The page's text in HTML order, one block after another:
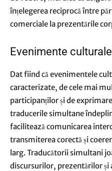
înțelegerea reciprocă între
comerciale la prezentările
Evenimente
Dat fiind că evenimentele
caracterizate, de cele mai
participanților și de
traducerile simultane
facilitează comunicarea
transmiterea corectă și
larg. Traducătorii simultani
discursurilor, prezentărilor și